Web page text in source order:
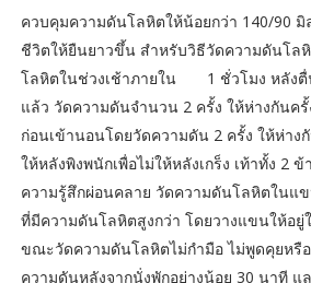
ควบคุมความดันโลหิตให้น้อยกว่า 140/90 มิ
ชีวิตให้ยืนยาวขึ้น สำหรับวิธีวัดความดันโล
โลหิตในช่วงเช้าภายใน 1 ชั่วโมง หลังตื่
แล้ว วัดความดันจำนวน 2 ครั้ง ให้ห่างกันค
ก่อนเข้านอนโดยวัดความดัน 2 ครั้ง ให้ห่าง
ให้หลังพิงพนักเพื่อไม่ให้หลังเกร็ง เท้าทั้ง 2
ความรู้สึกผ่อนคลาย วัดความดันโลหิตในแ
ที่มีความดันโลหิตสูงกว่า โดยวางแขนให้อยู่
ขณะวัดความดันโลหิตไม่กำมือ ไม่พูดคุยหรื
ความดันหลังจากนั่งพักอย่างน้อย 30 นาที แ